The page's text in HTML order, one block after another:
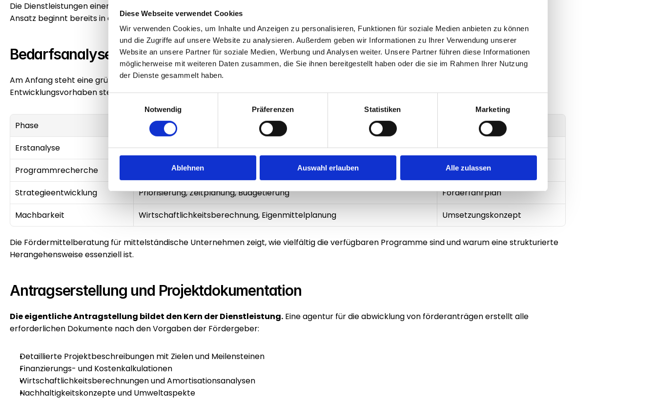
Diese Webseite verwendet Cookies
Wir verwenden Cookies, um Inhalte und Anzeigen zu personalisieren, Funktionen für soziale Medien anbieten zu können
und die Zugriffe auf unsere Website zu analysieren. Außerdem geben wir Informationen zu Ihrer Verwendung unserer
Website an unsere Partner für soziale Medien, Werbung und Analysen weiter. Unsere Partner führen diese Informationen
möglicherweise mit weiteren Daten zusammen, die Sie ihnen bereitgestellt haben oder die sie im Rahmen Ihrer Nutzung
der Dienste gesammelt haben.
Einwilligungsauswahl
Notwendig
Präferenzen Statistiken Marketing
Ablehnen Auswahl erlauben Alle zulassen
Die Dienstleistungen einer agentur für die abwicklung von förderanträgen gehen weit über die reine Antragstellung hinaus. Ein ganzheitlicher
Ansatz beginnt bereits in der strategischen Planung und endet erst mit dem erfolgreichen Projektabschluss.
Bedarfsanalyse und Fördermittelstrategie
Am Anfang steht eine gründliche Analyse der Unternehmenssituation und -ziele. Welche Investitionen sind geplant? Welche
Entwicklungsvorhaben stehen an? Auf dieser Basis entwickelt die Agentur eine maßgeschneiderte Förderstrategie.
Phase Aktivitäten
Erstanalyse
Unternehmensprofil, Investitionsplanung, Förderfähigkeit
Potenzialeinschätzung
Programmrecherche
Bundesweite und landesspezifische Programme
Programmportfolio
Strategieentwicklung
Priorisierung, Zeitplanung, Budgetierung
Förderfahrplan
Machbarkeit
Wirtschaftlichkeitsberechnung, Eigenmittelplanung Umsetzungskonzept
Die Fördermittelberatung für mittelständische Unternehmen zeigt, wie vielfältig die verfügbaren Programme sind und warum eine strukturierte
Herangehensweise essenziell ist.
Antragserstellung und Projektdokumentation
Die eigentliche Antragstellung bildet den Kern der Dienstleistung. Eine agentur für die abwicklung von förderanträgen erstellt alle
erforderlichen Dokumente nach den Vorgaben der Fördergeber:
Detaillierte Projektbeschreibungen mit Zielen und Meilensteinen
Finanzierungs- und Kostenkalkulationen
Wirtschaftlichkeitsberechnungen und Amortisationsanalysen
Nachhaltigkeitskonzepte und Umweltaspekte